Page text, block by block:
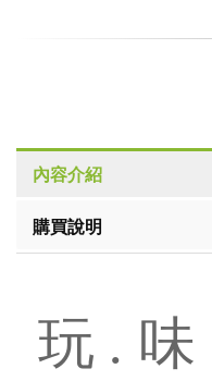
內容介紹
購買說明
玩 . 味